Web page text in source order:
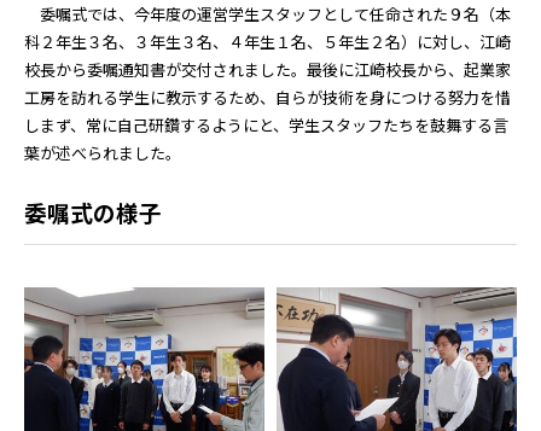
委嘱式では、今年度の運営学生スタッフとして任命された９名（本
科２年生３名、３年生３名、４年生１名、５年生２名）に対し、江崎
校長から委嘱通知書が交付されました。最後に江崎校長から、起業家
工房を訪れる学生に教示するため、自らが技術を身につける努力を惜
しまず、常に自己研鑽するようにと、学生スタッフたちを鼓舞する言
葉が述べられました。
委嘱式の様子